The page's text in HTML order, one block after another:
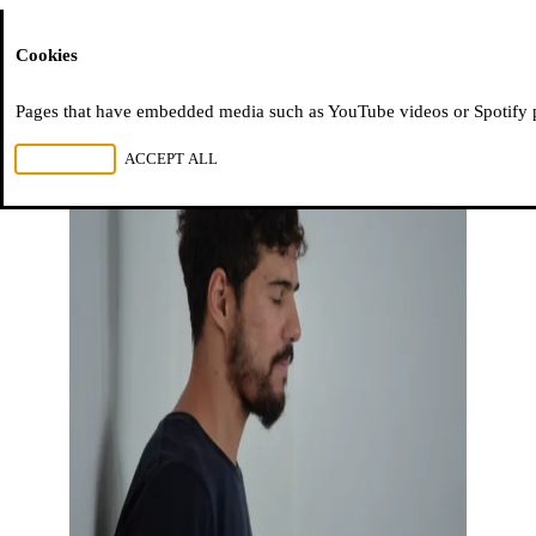
Cookies
Pages that have embedded media such as YouTube videos or
ACCEPT ALL